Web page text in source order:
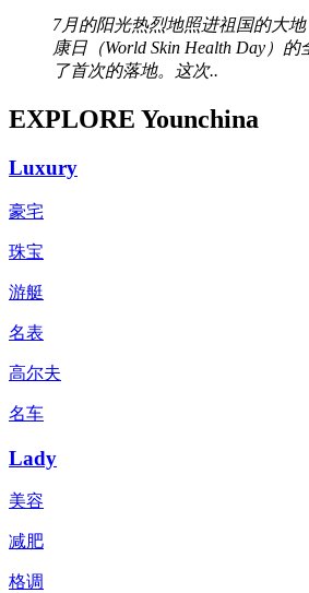
7月的阳光热烈地照进祖国的大
康日（World Skin Health Day）
了首次的落地。这次..
EXPLORE Younchina
Luxury
豪宅
珠宝
游艇
名表
高尔夫
名车
Lady
美容
减肥
格调